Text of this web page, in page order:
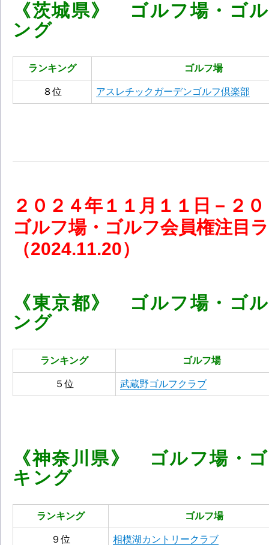
《茨城県》 ゴルフ場・ゴ
ング
ランキング ゴルフ場
８位 アスレチックガーデンゴルフ倶楽部
２０ ２４年１１ 月１１ 日－２
ゴルフ場・ゴルフ会員権注目
（2024.11.20）
《東京都》 ゴルフ場・ゴ
ング
ランキング ゴルフ場
５位 武蔵野ゴルフクラブ
《神奈川県》 ゴルフ場・
キング
ランキング ゴルフ場
９位 相模湖カントリークラブ